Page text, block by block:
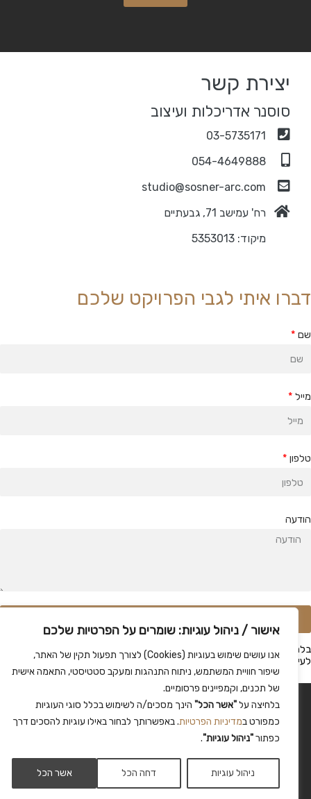
אישור / ניהול עוגיות: שומרים על הפרטיות שלכם
אנו עושים שימוש בעוגיות (Cookies) לצורך תפעול תקין של האתר,
שיפור חוויית המשתמש, ניתוח התנהגות ומעקב סטטיסטי, התאמה אישית
של תכנים, וקמפיינים פרסומיים.
בלחיצה על"אשר הכל"הינך מסכים/ה לשימוש בכלל סוגי העוגיות
כמפורט במדיניות הפרטיות. באפשרותך לבחור באילו עוגיות להסכים דרך
כפתור"ניהול עוגיות".
ניהול עוגיות דחה הכל אשר הכל
איתי לגבי הפרויקט שלכם
על 'שלח' אני מאשר/ת כי קראתי את מדיניות הפרטיות
ואני מסכימ/ה
המידע שנמסר על-ידי בהתאם למדיניות, לצורך טיפול בפנייתי.
יצירת קשר
סוסנר אדריכלות ועיצוב
03-5735171
054-4649888
studio@sosner-arc.com
רח' עמישב 71, גבעתיים
מיקוד: 5353013
© כל הזכויות שמורות ל סוסנר אדריכלות, 2026 | הצהרת נגישות|מפת אתר
מדיניות הפרטיות
בניית אתרים -